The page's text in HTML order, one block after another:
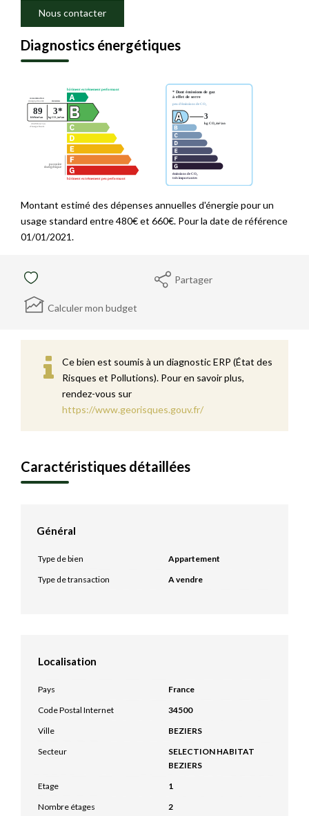
Nous contacter
Diagnostics énergétiques
Montant estimé des dépenses annuelles d'énergie pour un
usage standard entre 480€ et 660€. Pour la date de référence
01/01/2021.
Partager
Calculer mon budget
Ce bien est soumis à un diagnostic ERP (État des
Risques et Pollutions). Pour en savoir plus,
rendez-vous sur
https://www.georisques.gouv.fr/
Caractéristiques détaillées
Général
Type de bien
Appartement
Type de transaction
A vendre
Localisation
Pays
France
Code Postal Internet
34500
Ville
BEZIERS
Secteur
SELECTION HABITAT
BEZIERS
Etage
1
Nombre étages
2